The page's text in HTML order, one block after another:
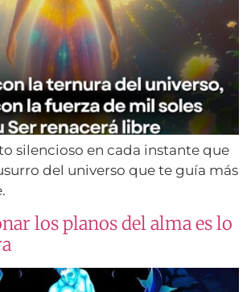
silencioso en cada instante que
del universo que te guía más
los planos del alma es lo